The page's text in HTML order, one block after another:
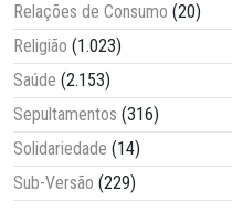
Relações de Consumo (20)
Religião (1.023)
Saúde (2.153)
Sepultamentos (316)
Solidariedade (14)
Sub-Versão (229)